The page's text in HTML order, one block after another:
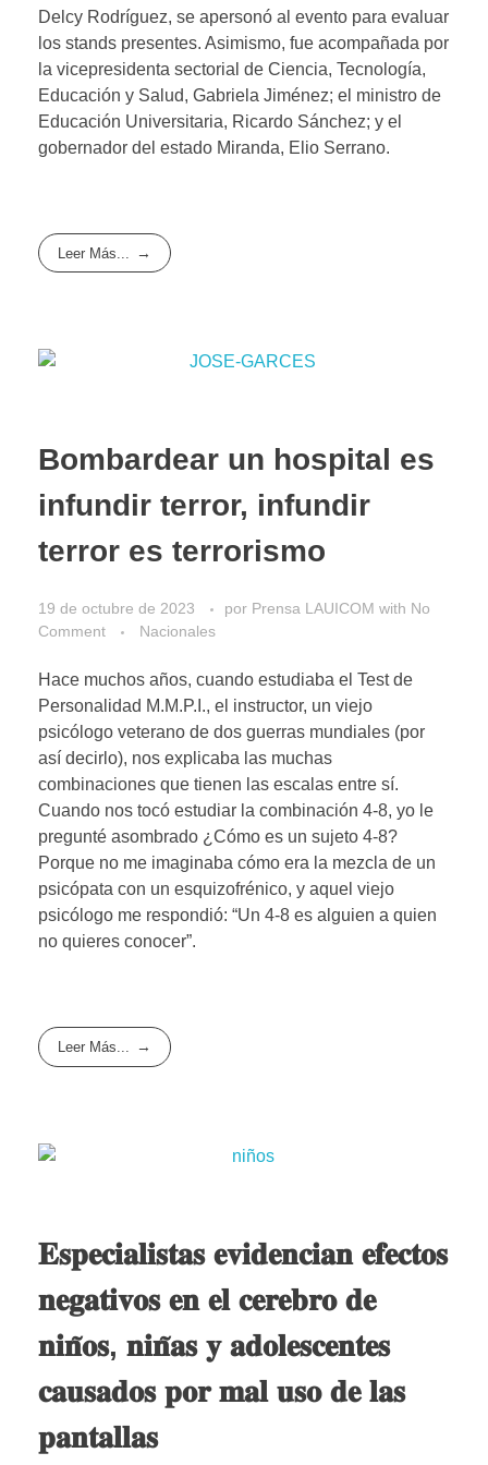
Delcy Rodríguez, se apersonó al evento para evaluar
los stands presentes. Asimismo, fue acompañada por
la vicepresidenta sectorial de Ciencia, Tecnología,
Educación y Salud, Gabriela Jiménez; el ministro de
Educación Universitaria, Ricardo Sánchez; y el
gobernador del estado Miranda, Elio Serrano.
Leer Más...
Bombardear un hospital es
infundir terror, infundir
terror es terrorismo
19 de octubre de 2023 por Prensa LAUICOM with No
Comment
Nacionales
Hace muchos años, cuando estudiaba el Test de
Personalidad M.M.P.I., el instructor, un viejo
psicólogo veterano de dos guerras mundiales (por
así decirlo), nos explicaba las muchas
combinaciones que tienen las escalas entre sí.
Cuando nos tocó estudiar la combinación 4-8, yo le
pregunté asombrado ¿Cómo es un sujeto 4-8?
Porque no me imaginaba cómo era la mezcla de un
psicópata con un esquizofrénico, y aquel viejo
psicólogo me respondió: “Un 4-8 es alguien a quien
no quieres conocer”.
Leer Más...
𝐄𝐬𝐩𝐞𝐜𝐢𝐚𝐥𝐢𝐬𝐭𝐚𝐬 𝐞𝐯𝐢𝐝𝐞𝐧𝐜𝐢𝐚𝐧 𝐞𝐟𝐞𝐜𝐭𝐨𝐬
𝐧𝐞𝐠𝐚𝐭𝐢𝐯𝐨𝐬 𝐞𝐧 𝐞𝐥 𝐜𝐞𝐫𝐞𝐛𝐫𝐨 𝐝𝐞
𝐧𝐢𝐧̃𝐨𝐬, 𝐧𝐢𝐧̃𝐚𝐬 𝐲 𝐚𝐝𝐨𝐥𝐞𝐬𝐜𝐞𝐧𝐭𝐞𝐬
𝐜𝐚𝐮𝐬𝐚𝐝𝐨𝐬 𝐩𝐨𝐫 𝐦𝐚𝐥 𝐮𝐬𝐨 𝐝𝐞 𝐥𝐚𝐬
𝐩𝐚𝐧𝐭𝐚𝐥𝐥𝐚𝐬